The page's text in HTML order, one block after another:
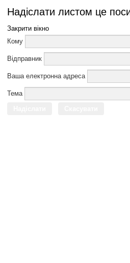
Надіслати листом це
Закрити вікно
Кому
Відправник
Ваша електронна адреса
Тема